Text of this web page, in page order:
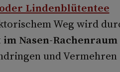
Lindenblütentee
Weg wird
Nasen-Rachenraum
und Vermehren